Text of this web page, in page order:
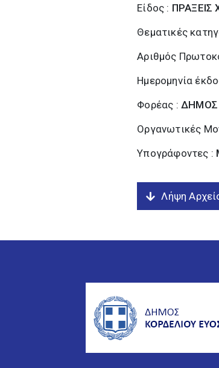
Είδος :
Θεματικές
Αριθμός
Ημερομηνία
Φορέας :ΔΗΜΟΣ
Οργανωτικές
Υπογράφοντες :
Λήψη